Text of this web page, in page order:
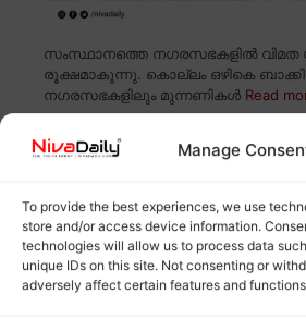
Manage
To provide the best experiences, we use
store and/or access device information.
technologies will allow us to process data
unique IDs on this site. Not consenting or
adversely affect certain features and
സംസ്ഥാനത്തെ നഗരസഭകളിൽ വിമത
രൂക്ഷമാകുന്നു. കൊല്ലം ഒഴികെ
നഗരസഭകളിലും മുന്നണികൾ Read
Related Posts:
Categories
Uncategorized
Tags
Excise Inspection,Kerala